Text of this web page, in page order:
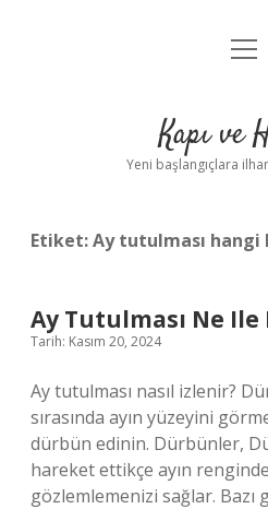
Yasal
Kapı ve
Yeni başlangıçlara
Etiket:Ay tutulması
Ay Tutulması Ne
Tarih: Kasım 20, 2024
Ay tutulması nasıl izlenir?
sırasında ayın yüzeyini
dürbün edinin. Dürbünler,
hareket ettikçe ayın
gözlemlemenizi sağlar. Bazı